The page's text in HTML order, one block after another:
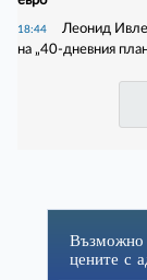
18:44
Леонид
на „40-дневния